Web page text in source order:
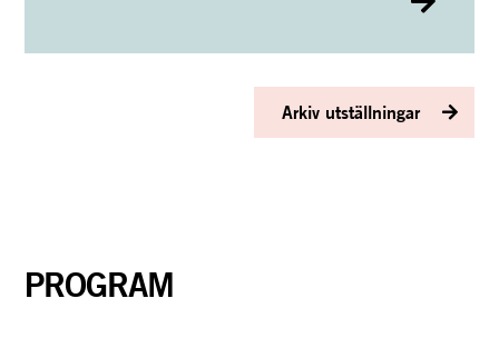
Arkiv utställningar
PROGRAM